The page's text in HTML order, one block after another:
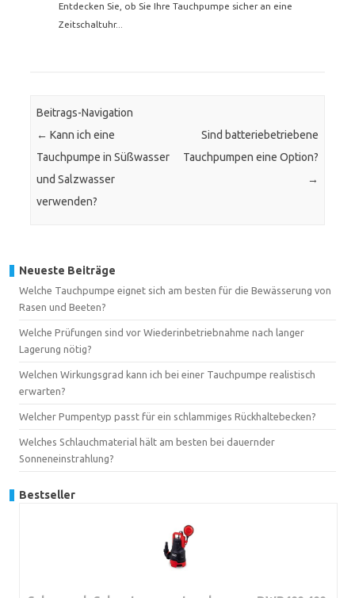
Entdecken Sie, ob Sie Ihre Tauchpumpe sicher an eine
Zeitschaltuhr...
Beitrags-Navigation
← Kann ich eine
Tauchpumpe in Süßwasser
und Salzwasser
verwenden?
Sind batteriebetriebene
Tauchpumpen eine Option?
→
Neueste Beiträge
Welche Tauchpumpe eignet sich am besten für die Bewässerung von
Rasen und Beeten?
Welche Prüfungen sind vor Wiederinbetriebnahme nach langer
Lagerung nötig?
Welchen Wirkungsgrad kann ich bei einer Tauchpumpe realistisch
erwarten?
Welcher Pumpentyp passt für ein schlammiges Rückhaltebecken?
Welches Schlauchmaterial hält am besten bei dauernder
Sonneneinstrahlung?
Bestseller